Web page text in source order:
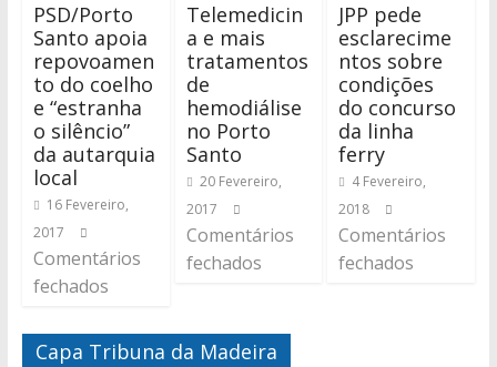
PSD/Porto
Santo apoia
repovoamen
to do coelho
e “estranha
o silêncio”
da autarquia
local
16 Fevereiro,
2017
Comentários
fechados
Telemedicin
a e mais
tratamentos
de
hemodiálise
no Porto
Santo
20 Fevereiro,
2017
Comentários
fechados
JPP pede
esclarecime
ntos sobre
condições
do concurso
da linha
ferry
4 Fevereiro,
2018
Comentários
fechados
Capa Tribuna da Madeira